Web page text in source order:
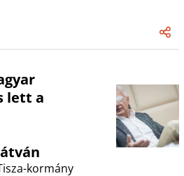
lett a
kormány